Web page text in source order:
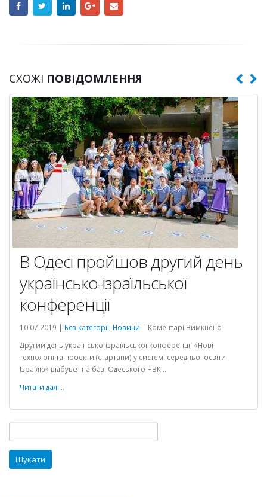
СХОЖІ ПОВІДОМЛЕННЯ
В Одесі пройшов другий день
українсько-ізраїльської
конференції
10.07.2019 | Без категорії Новини | Коментарі Вимкнено
пройшов
ізраїльської
Другий день українсько-ізраїльської конференції «Нові
технології та проекти (стартапи) у системі середньої освіти
Ізраїлю» відбувся на базі Одеського НВК...
Читати далі...